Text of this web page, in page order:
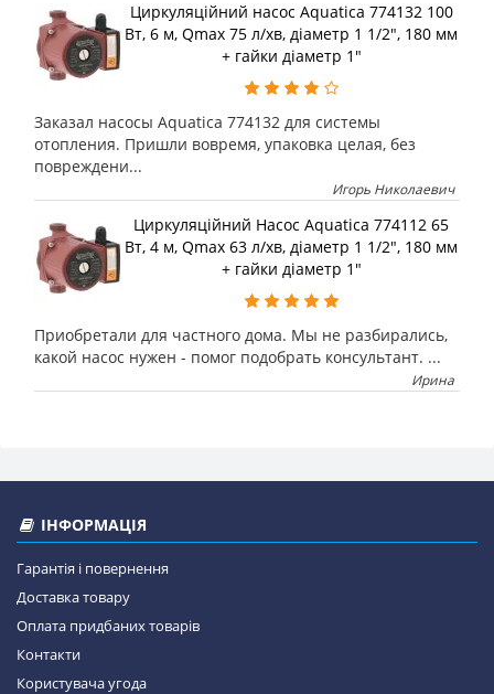
Циркуляційний насос Aquatica 774132 100
Вт, 6 м, Qmax 75 л/хв, діаметр 1 1/2", 180 мм
+ гайки діаметр 1"
Заказал насосы Aquatica 774132 для системы
отопления. Пришли вовремя, упаковка целая, без
повреждени...
Игорь Николаевич
Циркуляційний Насос Aquatica 774112 65
Вт, 4 м, Qmax 63 л/хв, діаметр 1 1/2", 180 мм
+ гайки діаметр 1"
Приобретали для частного дома. Мы не разбирались,
какой насос нужен - помог подобрать консультант. ...
Ирина
ІНФОРМАЦІЯ
Гарантія і повернення
Доставка товару
Оплата придбаних товарів
Контакти
Користувача угода